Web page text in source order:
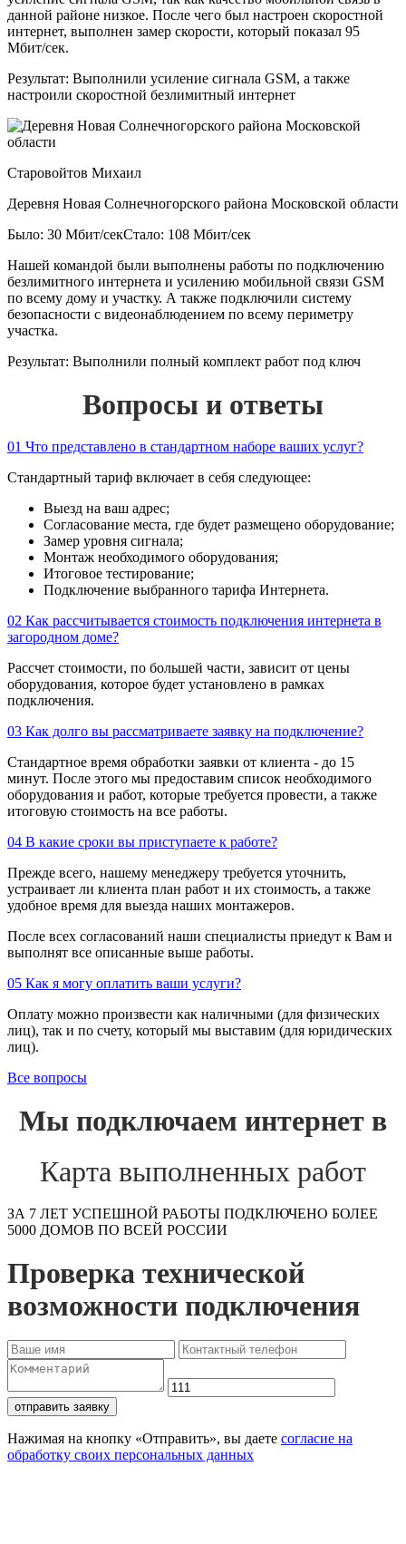
данной районе низкое. После чего был настроен скоростной
интернет, выполнен замер скорости, который показал 95
Мбит/сек.
Результат: Выполнили усиление сигнала GSM, а также
настроили скоростной безлимитный интернет
Старовойтов Михаил
Деревня Новая Солнечногорского района Московской области
Было: 30 Мбит/секСтало: 108 Мбит/сек
Нашей командой были выполнены работы по подключению
безлимитного интернета и усилению мобильной связи GSM
по всему дому и участку. А также подключили систему
безопасности с видеонаблюдением по всему периметру
участка.
Результат: Выполнили полный комплект работ под ключ
Вопросы и ответы
01 Что представлено в стандартном наборе ваших услуг?
Стандартный тариф включает в себя следующее:
Выезд на ваш адрес;
Согласование места, где будет размещено оборудование;
Замер уровня сигнала;
Монтаж необходимого оборудования;
Итоговое тестирование;
Подключение выбранного тарифа Интернета.
02 Как рассчитывается стоимость подключения интернета в
загородном доме?
Рассчет стоимости, по большей части, зависит от цены
оборудования, которое будет установлено в рамках
подключения.
03 Как долго вы рассматриваете заявку на подключение?
Стандартное время обработки заявки от клиента - до 15
минут. После этого мы предоставим список необходимого
оборудования и работ, которые требуется провести, а также
итоговую стоимость на все работы.
04 В какие сроки вы приступаете к работе?
Прежде всего, нашему менеджеру требуется уточнить,
устраивает ли клиента план работ и их стоимость, а также
удобное время для выезда наших монтажеров.
После всех согласований наши специалисты приедут к Вам и
выполнят все описанные выше работы.
05 Как я могу оплатить ваши услуги?
Оплату можно произвести как наличными (для физических
лиц), так и по счету, который мы выставим (для юридических
лиц).
Все вопросы
Мы подключаем интернет в
Карта выполненных работ
ЗА 7 ЛЕТ УСПЕШНОЙ РАБОТЫ ПОДКЛЮЧЕНО БОЛЕЕ
5000 ДОМОВ ПО ВСЕЙ РОССИИ
Проверка технической
возможности подключения
отправить заявку
Нажимая на кнопку «Отправить», вы даете согласие на
обработку своих персональных данных